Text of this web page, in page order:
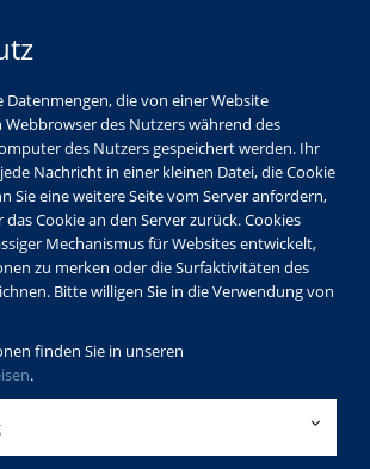
Datenmengen, die von einer Website
des Nutzers während des
des Nutzers gespeichert werden. Ihr
Nachricht in einer kleinen Datei, die Cookie
Sie eine weitere Seite vom Server anfordern,
Cookie an den Server zurück. Cookies
Mechanismus für Websites entwickelt,
zu merken oder die Surfaktivitäten des
Bitte willigen Sie in die Verwendung von
finden Sie in unseren
.